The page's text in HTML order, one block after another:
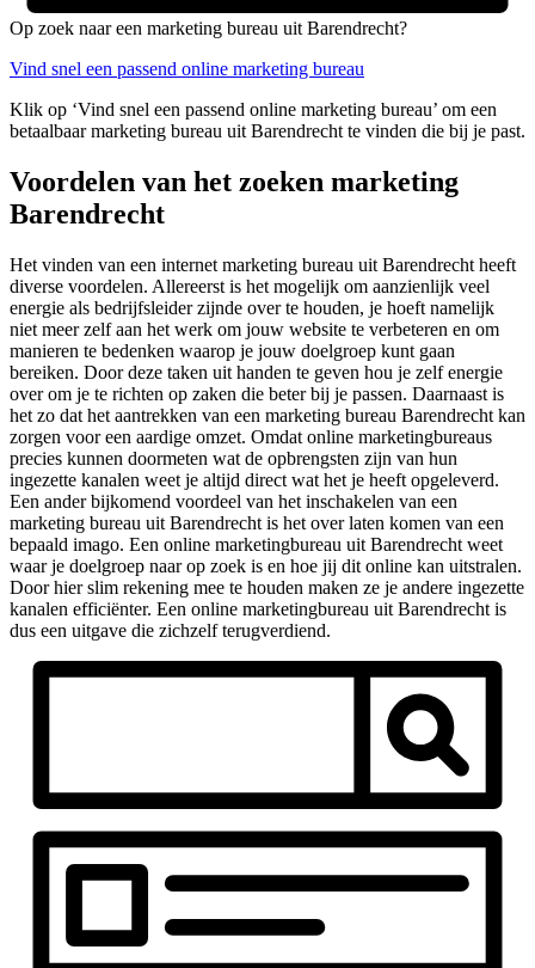
Op zoek naar een marketing bureau uit Barendrecht?
Vind snel een passend online marketing bureau
Klik op ‘Vind snel een passend online marketing bureau’ om een
betaalbaar marketing bureau uit Barendrecht te vinden die bij je past.
Voordelen van het zoeken marketing
Barendrecht
Het vinden van een internet marketing bureau uit Barendrecht heeft
diverse voordelen. Allereerst is het mogelijk om aanzienlijk veel
energie als bedrijfsleider zijnde over te houden, je hoeft namelijk
niet meer zelf aan het werk om jouw website te verbeteren en om
manieren te bedenken waarop je jouw doelgroep kunt gaan
bereiken. Door deze taken uit handen te geven hou je zelf energie
over om je te richten op zaken die beter bij je passen. Daarnaast is
het zo dat het aantrekken van een marketing bureau Barendrecht kan
zorgen voor een aardige omzet. Omdat online marketingbureaus
precies kunnen doormeten wat de opbrengsten zijn van hun
ingezette kanalen weet je altijd direct wat het je heeft opgeleverd.
Een ander bijkomend voordeel van het inschakelen van een
marketing bureau uit Barendrecht is het over laten komen van een
bepaald imago. Een online marketingbureau uit Barendrecht weet
waar je doelgroep naar op zoek is en hoe jij dit online kan uitstralen.
Door hier slim rekening mee te houden maken ze je andere ingezette
kanalen efficiënter. Een online marketingbureau uit Barendrecht is
dus een uitgave die zichzelf terugverdiend.